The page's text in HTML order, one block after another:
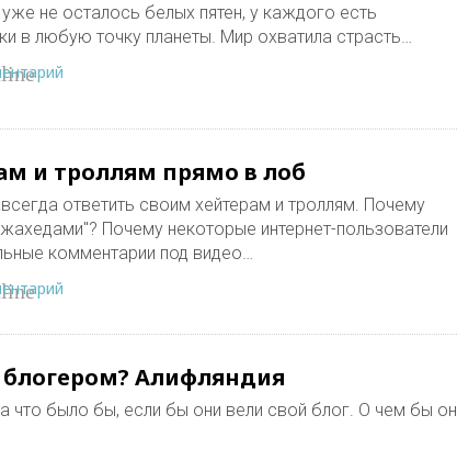
не осталось белых пятен, у каждого есть
в любую точку планеты. Мир охватила страсть…
и троллям прямо в лоб
ответить своим хейтерам и троллям. Почему
Почему некоторые интернет-пользователи
комментарии под видео…
Алифляндия
было бы, если бы они вели свой блог. О чем бы он